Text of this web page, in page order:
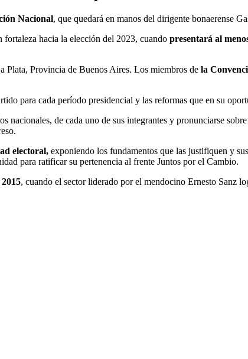
Nacional, que quedará en manos del dirigente bonaerense
hacia la elección del 2023, cuando presentará al
Plata, Provincia de Buenos Aires. Los miembros de la
para cada período presidencial y las reformas que en su
de cada uno de sus integrantes y pronunciarse
electoral, exponiendo los fundamentos que las justifiquen y
para ratificar su pertenencia al frente Juntos por el Cambio.
, cuando el sector liderado por el mendocino Ernesto Sanz